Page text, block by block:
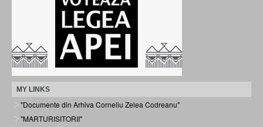
MY LINKS
"Documente din Arhiva Corneliu Zelea Codreanu"
"MARTURISITORII"